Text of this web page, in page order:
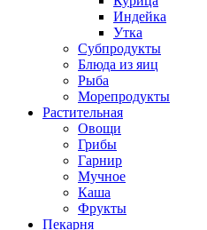
Индейка
Утка
Субпродукты
Блюда из яиц
Рыба
Морепродукты
Растительная
Овощи
Грибы
Гарнир
Мучное
Каша
Фрукты
Пекарня